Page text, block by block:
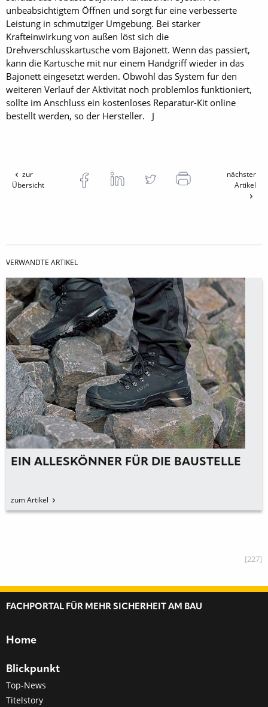
unbeabsichtigtem Öffnen und sorgt für eine verbesserte
Leistung in schmutziger Umgebung. Bei starker
Krafteinwirkung von außen löst sich die
Drehverschlusskartusche vom Bajonett. Wenn das passiert,
kann die Kartusche mit nur einem Handgriff wieder in das
Bajonett eingesetzt werden. Obwohl das System für den
weiteren Verlauf der Aktivität noch problemlos funktioniert,
sollte im Anschluss ein kostenloses Reparatur-Kit online
bestellt werden, so der Hersteller. J
zur
Übersicht
nächster
Artikel
VERWANDTE ARTIKEL
EIN ALLESKÖNNER FÜR DIE BAUSTELLE
zum Artikel
[227]
FACHPORTAL FÜR MEHR SICHERHEIT AM BAU
Home
Blickpunkt
Top-News
Titelstory